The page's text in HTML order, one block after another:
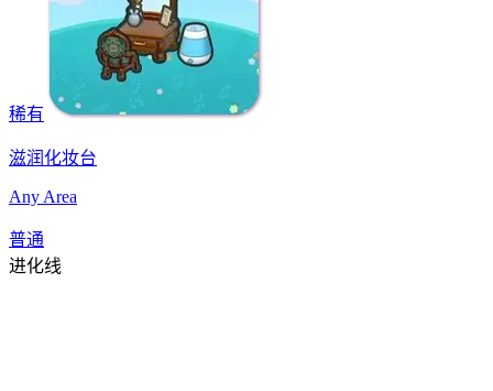
稀有
滋润化妆台
Any Area
普通
进化线